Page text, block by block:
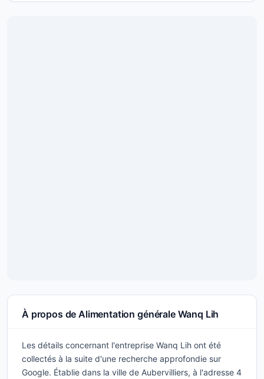
À propos de Alimentation générale Wanq Lih
Les détails concernant l'entreprise Wanq Lih ont été
collectés à la suite d'une recherche approfondie sur
Google. Établie dans la ville de Aubervilliers, à l'adresse 4